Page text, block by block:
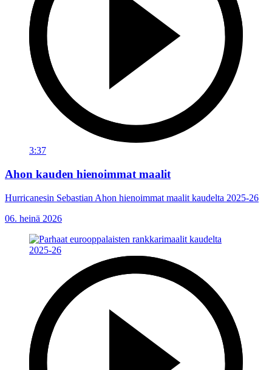
3:37
Ahon kauden hienoimmat maalit
Hurricanesin Sebastian Ahon hienoimmat maalit kaudelta 2025-26
06. heinä 2026